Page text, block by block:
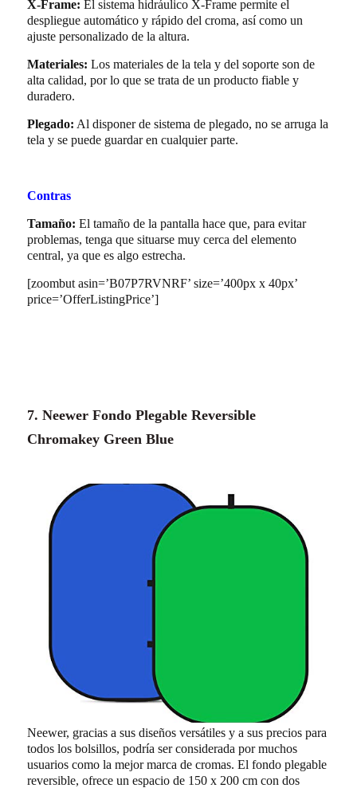
X-Frame: El sistema hidráulico X-Frame permite el
despliegue automático y rápido del croma, así como un
ajuste personalizado de la altura.
Materiales: Los materiales de la tela y del soporte son de
alta calidad, por lo que se trata de un producto fiable y
duradero.
Plegado: Al disponer de sistema de plegado, no se arruga la
tela y se puede guardar en cualquier parte.
Contras
Tamaño: El tamaño de la pantalla hace que, para evitar
problemas, tenga que situarse muy cerca del elemento
central, ya que es algo estrecha.
[zoombut asin=’B07P7RVNRF’ size=’400px x 40px’
price=’OfferListingPrice’]
7. Neewer Fondo Plegable Reversible
Chromakey Green Blue
Neewer, gracias a sus diseños versátiles y a sus precios para
todos los bolsillos, podría ser considerada por muchos
usuarios como la mejor marca de cromas. El fondo plegable
reversible, ofrece un espacio de 150 x 200 cm con dos